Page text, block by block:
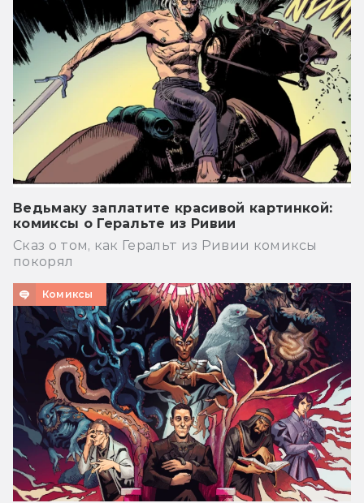
Ведьмаку заплатите красивой картинкой:
комиксы о Геральте из Ривии
Сказ о том, как Геральт из Ривии комиксы
покорял
Комиксы